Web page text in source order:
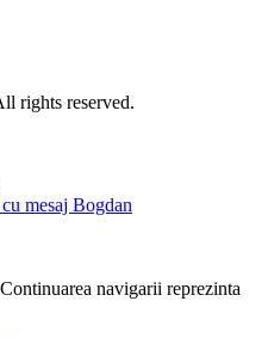
rights reserved.
mesaj Bogdan
navigarii reprezinta